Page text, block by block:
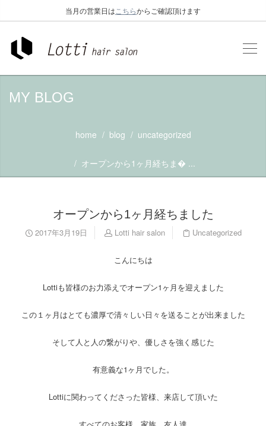
当月の営業日は こちらからご確認頂けます
MY BLOG
home blog uncategorized
オープンから1ヶ月経ちま� ...
オープンから1ヶ月経ちました
2017年3月19日 Lotti hair salon Uncategorized
こんにちは
Lottiも皆様のお力添えでオープン1ヶ月を迎えました
この１ヶ月はとても濃厚で清々しい日々を送ることが出来ました
そして人と人の繋がりや、優しさを強く感じた
有意義な1ヶ月でした。
Lottiに関わってくださった皆様、来店して頂いた